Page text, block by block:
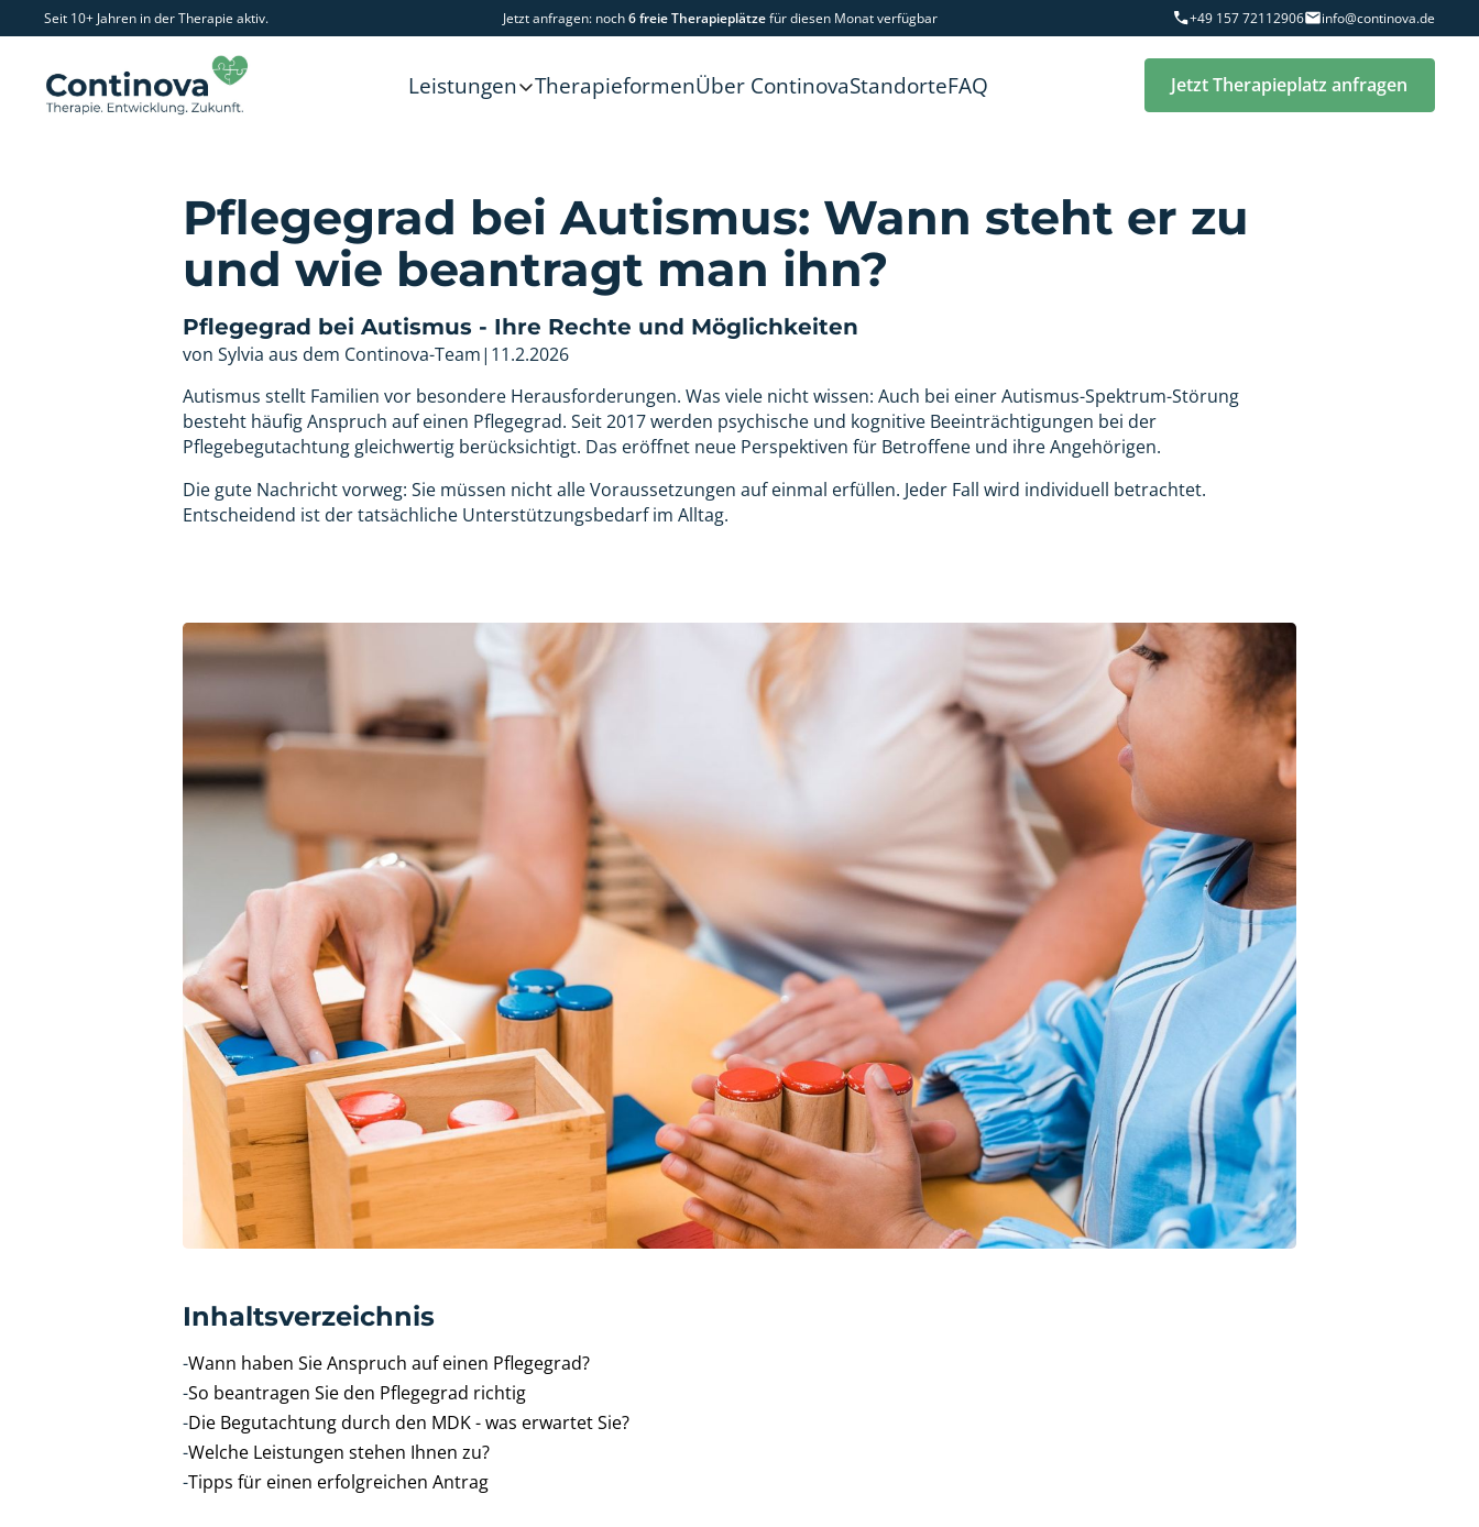
Seit 10+ Jahren in der Therapie aktiv. Jetzt anfragen: noch6 freie Therapieplätzefür diesen Monat verfügbar +49 157 72112906 info@continova.de
Leistungen TherapieformenÜber ContinovaStandorteFAQ Jetzt Therapieplatz anfragen
Pflegegrad bei Autismus: Wann steht er zu
und wie beantragt man ihn?
Pflegegrad bei Autismus - Ihre Rechte und Möglichkeiten
von Sylvia aus dem Continova-Team| 11.2.2026
Autismus stellt Familien vor besondere Herausforderungen. Was viele nicht wissen: Auch bei einer Autismus-Spektrum-Störung
besteht häufig Anspruch auf einen Pflegegrad. Seit 2017 werden psychische und kognitive Beeinträchtigungen bei der
Pflegebegutachtung gleichwertig berücksichtigt. Das eröffnet neue Perspektiven für Betroffene und ihre Angehörigen.
Die gute Nachricht vorweg: Sie müssen nicht alle Voraussetzungen auf einmal erfüllen. Jeder Fall wird individuell betrachtet.
Entscheidend ist der tatsächliche Unterstützungsbedarf im Alltag.
Inhaltsverzeichnis
-Wann haben Sie Anspruch auf einen Pflegegrad?
-So beantragen Sie den Pflegegrad richtig
-Die Begutachtung durch den MDK - was erwartet Sie?
-Welche Leistungen stehen Ihnen zu?
-Tipps für einen erfolgreichen Antrag